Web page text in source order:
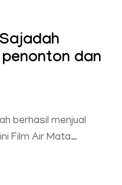
dan
berhasil menjual
Film Air Mata…